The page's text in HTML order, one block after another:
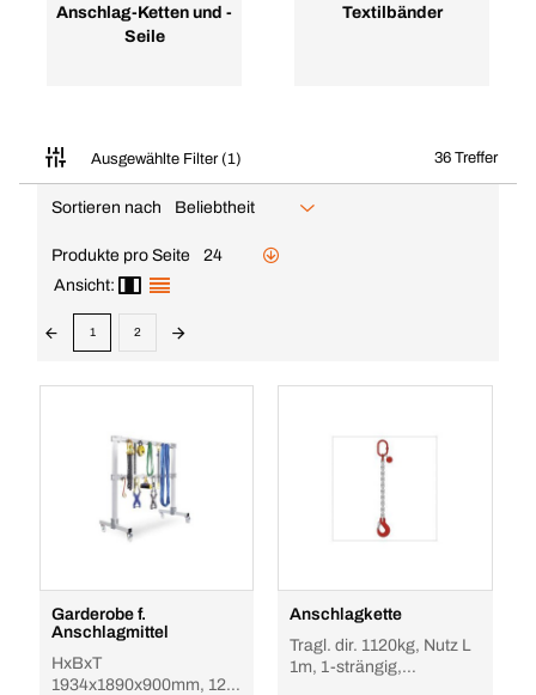
Anschlag-Ketten und -
Seile
Textilbänder
Ausgewählte Filter (1) 36 Treffer
Sortieren nach Beliebtheit
Produkte pro Seite
24
Ansicht:
1 2
Garderobe f.
Anschlagmittel
HxBxT
1934x1890x900mm, 12
Anschlagkette
Tragl. dir. 1120kg, Nutz L
1m, 1-strängig,